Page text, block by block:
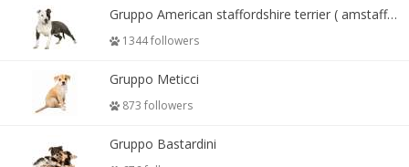
Gruppo American staffordshire terrier ( amstaff, amastaff )
1344 followers
Gruppo Meticci
873 followers
Gruppo Bastardini